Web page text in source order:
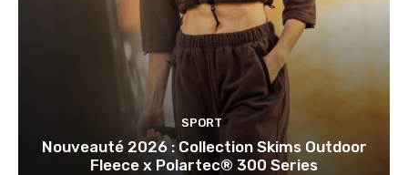
SPORT
Nouveauté 2026 : Collection Skims Outdoor
Fleece x Polartec® 300 Series